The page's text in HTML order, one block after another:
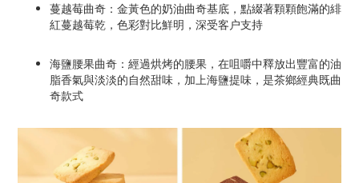
蔓越莓曲奇：金黃色的奶油曲奇基底，點綴著顆顆飽滿的緋
紅蔓越莓乾，色彩對比鮮明，深受客户支持
海鹽腰果曲奇：經過烘烤的腰果，在咀嚼中釋放出豐富的油
脂香氣與淡淡的自然甜味，加上海鹽提味，是茶鄉經典既曲
奇款式